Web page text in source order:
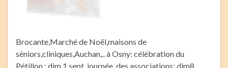
Brocante,Marché de Noël,maisons de
séniors,cliniques,Auchan,.. à Osny: célébration du
Pétillon : dim 1 sept. journée des associations: dim8